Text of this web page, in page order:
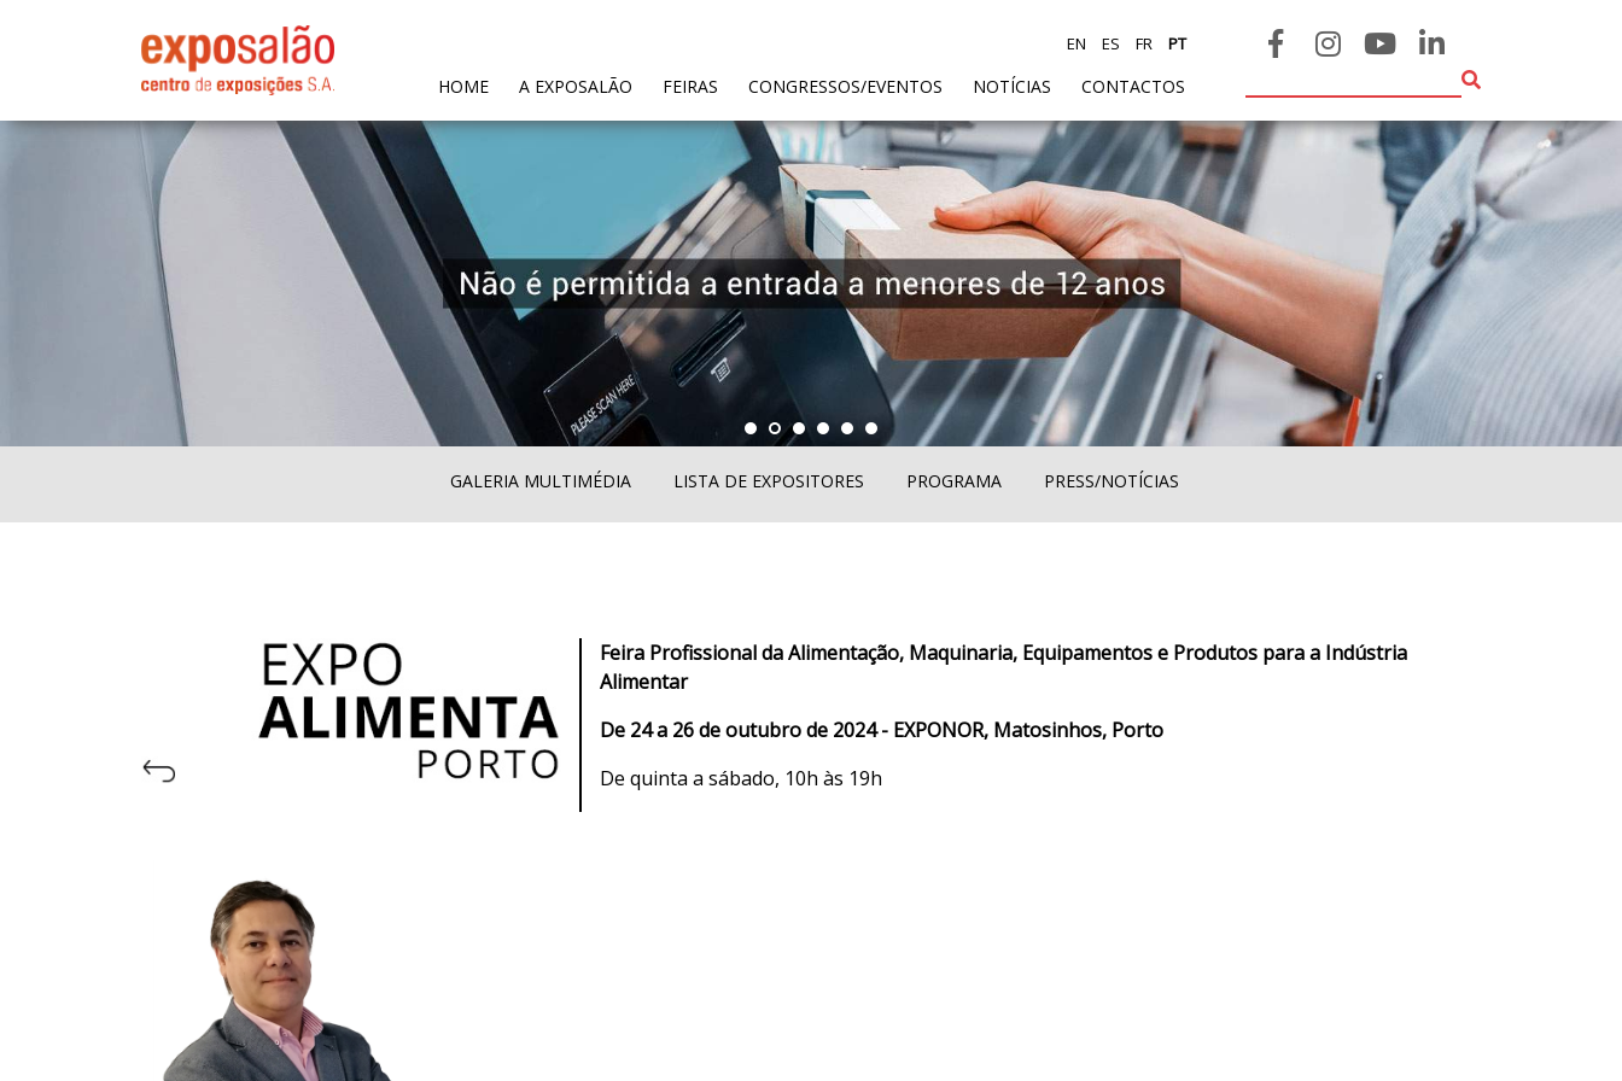
HOME(CURRENT)
A EXPOSALÃO FEIRAS CONGRESSOS/EVENTOS NOTÍCIAS CONTACTOS
EN ES FR PT
GALERIA MULTIMÉDIA LISTA DE EXPOSITORES PROGRAMA PRESS/NOTÍCIAS
Feira Profissional da Alimentação, Maquinaria, Equipamentos e Produtos para a Indústria
Alimentar
De 24 a 26 de outubro de 2024 - EXPONOR, Matosinhos, Porto
De quinta a sábado, 10h às 19h